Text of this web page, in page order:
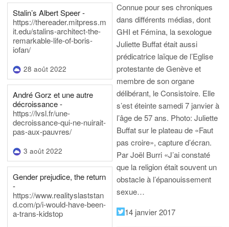
Stalin’s Albert Speer -
https://thereader.mitpress.m
it.edu/stalins-architect-the-
remarkable-life-of-boris-
iofan/
28 août 2022
André Gorz et une autre
décroissance -
https://lvsl.fr/une-
decroissance-qui-ne-nuirait-
pas-aux-pauvres/
3 août 2022
Gender prejudice, the return
-
https://www.realityslaststan
d.com/p/i-would-have-been-
a-trans-kidstop
Connue pour ses chroniques
dans différents médias, dont
GHI et Fémina, la sexologue
Juliette Buffat était aussi
prédicatrice laïque de l’Eglise
protestante de Genève et
membre de son organe
délibérant, le Consistoire. Elle
s’est éteinte samedi 7 janvier à
l’âge de 57 ans. Photo: Juliette
Buffat sur le plateau de «Faut
pas croire», capture d’écran.
Par Joël Burri «J’ai constaté
que la religion était souvent un
obstacle à l’épanouissement
sexue…
14 janvier 2017